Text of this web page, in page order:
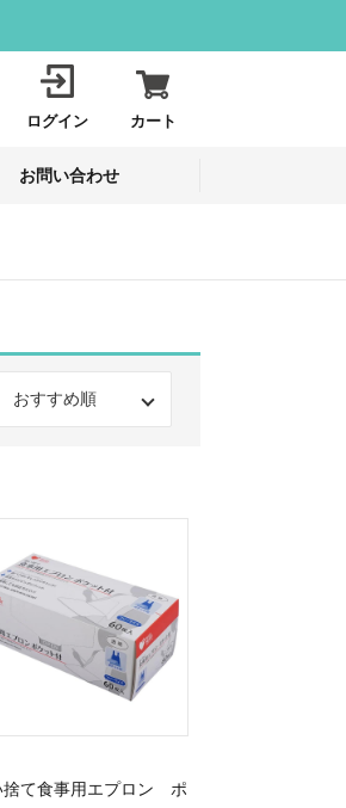
ログイン カート
お問い合わせ
捨て食事用エプロン ポ